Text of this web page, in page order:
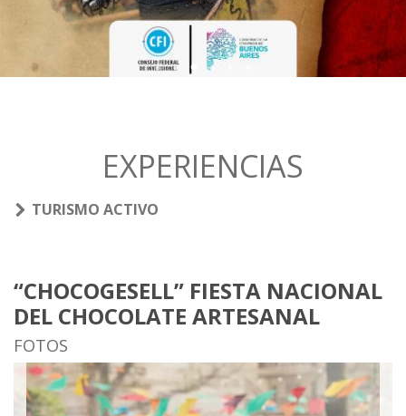
EXPERIENCIAS
TURISMO ACTIVO
“CHOCOGESELL” FIESTA NACIONAL
DEL CHOCOLATE ARTESANAL
FOTOS